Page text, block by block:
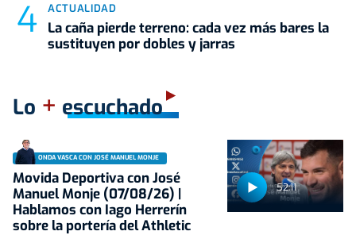
ACTUALIDAD
La caña pierde terreno: cada vez más bares la
sustituyen por dobles y jarras
Lo + escuchado
52:11
ONDA VASCA CON JOSÉ MANUEL MONJE
Movida Deportiva con José
Manuel Monje (07/08/26) |
Hablamos con Iago Herrerín
sobre la portería del Athletic